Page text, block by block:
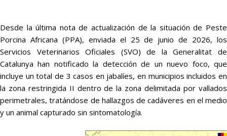
Desde la última nota de actualización de la situación de Peste
Porcina Africana (PPA), enviada el 25 de junio de 2026, los
Servicios Veterinarios Oficiales (SVO) de la Generalitat de
Catalunya han notificado la detección de un nuevo foco, que
incluye un total de 3 casos en jabalíes, en municipios incluidos en
la zona restringida II dentro de la zona delimitada por vallados
perimetrales, tratándose de hallazgos de cadáveres en el medio
y un animal capturado sin sintomatología.